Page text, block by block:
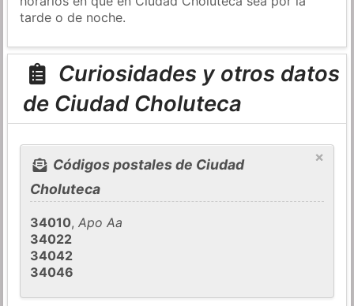
tarde o de noche.
Curiosidades y otros datos
de Ciudad Choluteca
×
Códigos postales de Ciudad
Choluteca
34010,Apo Aa
34022
34042
34046